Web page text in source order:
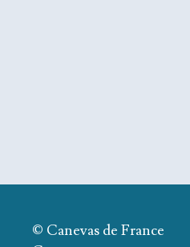
© Canevas de France